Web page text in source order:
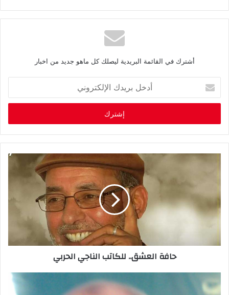
أشترك في القائمة البريدية ليصلك كل ماهو جديد من اخبار
خ
ب
ر
إ
ل
ر
ي
حافة العشق.. للكاتب الناجي الحربي